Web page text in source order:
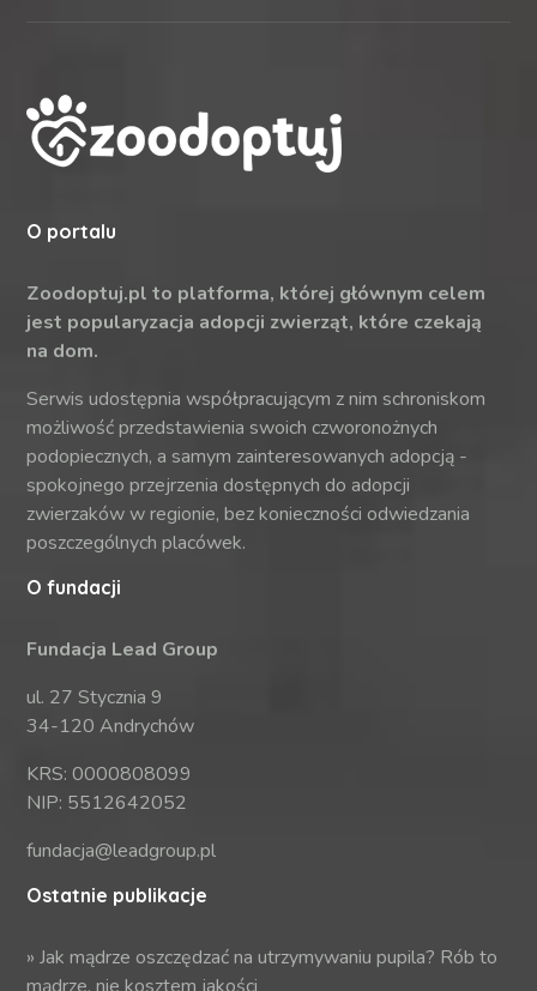
O portalu
Zoodoptuj.pl to platforma, której głównym celem
jest popularyzacja adopcji zwierząt, które czekają
na dom.
Serwis udostępnia współpracującym z nim schroniskom
możliwość przedstawienia swoich czworonożnych
podopiecznych, a samym zainteresowanych adopcją -
spokojnego przejrzenia dostępnych do adopcji
zwierzaków w regionie, bez konieczności odwiedzania
poszczególnych placówek.
O fundacji
Fundacja Lead Group
ul. 27 Stycznia 9
34-120 Andrychów
KRS: 0000808099
NIP: 5512642052
fundacja@leadgroup.pl
Ostatnie publikacje
»Jak mądrze oszczędzać na utrzymywaniu pupila? Rób to
mądrze, nie kosztem jakości